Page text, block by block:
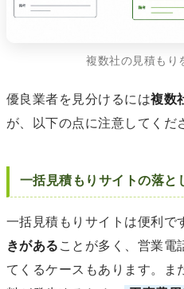
複数社の見積もり
優良業者を見分けるには複数
が、以下の点に注意してくだ
一括見積もりサイトの落と
一括見積もりサイトは便利で
きがある ことが多く、営業電
てくるケースもあります。ま